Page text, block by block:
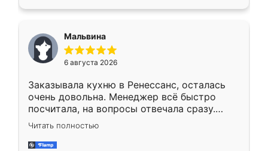
меньше, здесь же он более разнообразный.
Мне нравится ,если что-то потребуется из
мебели буду заказывать только здесь.
Мальвина
6 августа 2026
Заказывала кухню в Ренессанс, осталась
очень довольна. Менеджер всё быстро
посчитала, на вопросы отвечала сразу.
Замерщик приехал в субботу, подошёл к
делу со всей ответственностью. Собрали
за день, ребята работали аккуратно, даже
Читать полностью